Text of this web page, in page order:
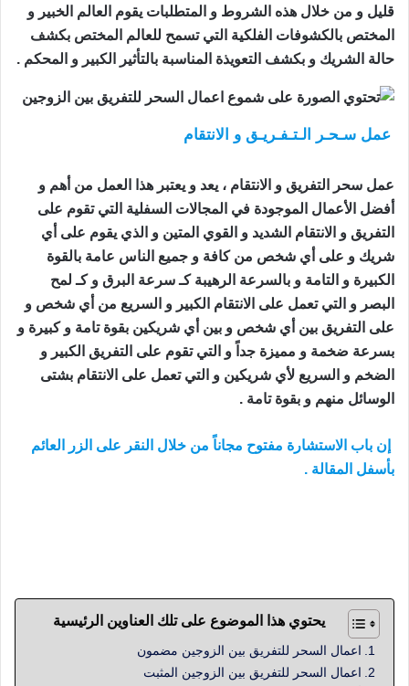
قليل و من خلال هذه الشروط و المتطلبات يقوم العالم الخبير و
المختص بالكشوفات الفلكية التي تسمح للعالم المختص بكشف
حالة الشريك و بكشف التعويذة المناسبة بالتأثير الكبير و المحكم .
عمل سـحـر الـتـفـريـق و الانتقام
عمل سحر التفريق و الانتقام ، يعد و يعتبر هذا العمل من أهم و
أفضل الأعمال الموجودة في المجالات السفلية التي تقوم على
التفريق و الانتقام الشديد و القوي المتين و الذي يقوم على أي
شريك و على أي شخص من كافة و جميع الناس عامة بالقوة
الكبيرة و التامة و بالسرعة الرهيبة كـ سرعة البرق و كـ لمح
البصر و التي تعمل على الانتقام الكبير و السريع من أي شخص و
على التفريق بين أي شخص و بين أي شريكين بقوة تامة و كبيرة و
بسرعة ضخمة و مميزة جداً و التي تقوم على التفريق الكبير و
الضخم و السريع لأي شريكين و التي تعمل على الانتقام بشتى
الوسائل منهم و بقوة تامة .
إن باب الاستشارة مفتوح مجاناً من خلال النقر على الزر العائم
بأسفل المقالة .
يحتوي هذا الموضوع على تلك العناوين الرئيسية
اعمال السحر للتفريق بين الزوجين مضمون
اعمال السحر للتفريق بين الزوجين المثبت